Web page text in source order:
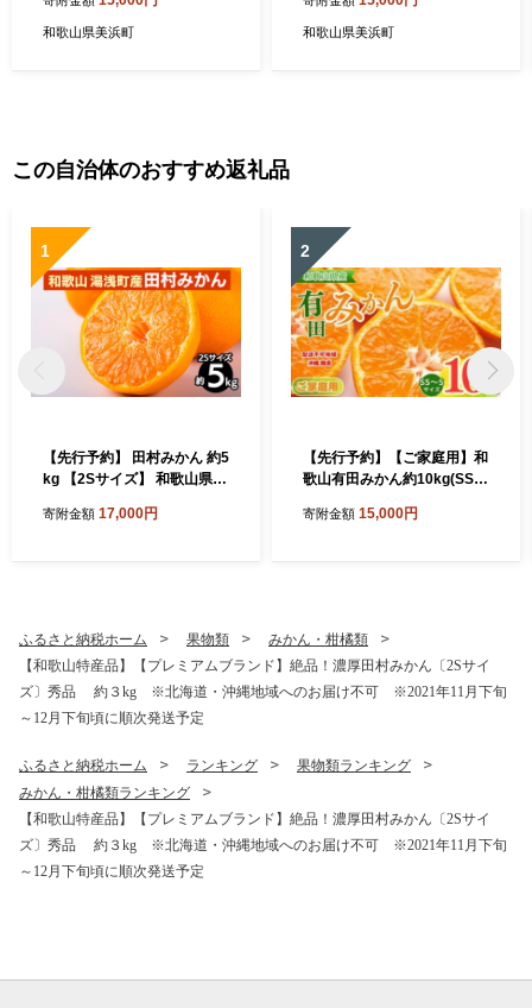
約５kg ※北海道・沖縄地域
へのお届け不可 ※2021年11
和歌山県美浜町
g ※北海道・沖縄地域へのお
届け不可 ※2021年11月下旬
和歌山県美浜町
この自治体のおすすめ返礼品
1
【先行予約】 田村みかん 約5
kg 【2Sサイズ】 和歌山県
寄附金額 17,000円
2
【先行予約】【ご家庭用】和
歌山有田みかん約10kg(SS、
寄附金額 15,000円
ふるさと納税ホーム 果物類
みかん・柑橘類
【和歌山特産品】【プレミアムブランド】絶品！濃厚田村みかん〔2Sサイ
ズ〕秀品 約３kg ※北海道・沖縄地域へのお届け不可 ※2021年11月下旬
～12月下旬頃に順次発送予定
ふるさと納税ホーム ランキング
果物類ランキング
みかん・柑橘類ランキング
【和歌山特産品】【プレミアムブランド】絶品！濃厚田村みかん〔2Sサイ
ズ〕秀品 約３kg ※北海道・沖縄地域へのお届け不可 ※2021年11月下旬
～12月下旬頃に順次発送予定